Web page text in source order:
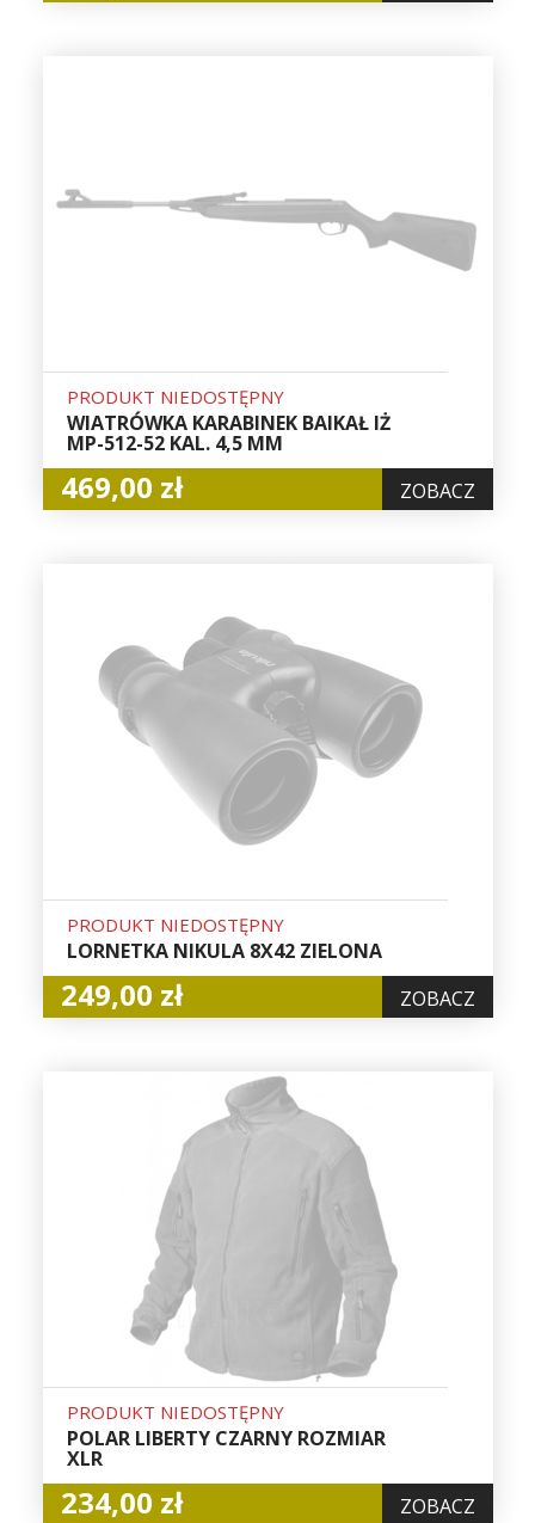
PRODUKT NIEDOSTĘPNY
WIATRÓWKA KARABINEK BAIKAŁ IŻ
MP-512-52 KAL. 4,5 MM
469,00 zł ZOBACZ
PRODUKT NIEDOSTĘPNY
LORNETKA NIKULA 8X42 ZIELONA
249,00 zł ZOBACZ
PRODUKT NIEDOSTĘPNY
POLAR LIBERTY CZARNY ROZMIAR
XLR
234,00 zł ZOBACZ